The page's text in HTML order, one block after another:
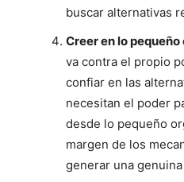
buscar alternativas
Creer en lo
va contra el propio
confiar en las
necesitan el poder
desde lo pequeño
margen de los
generar una